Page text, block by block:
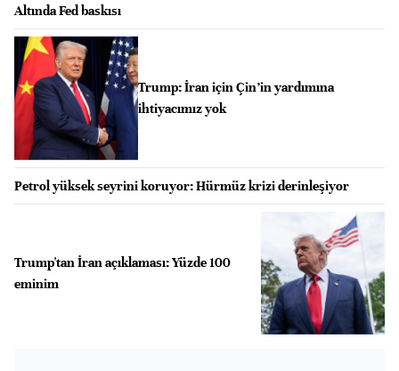
Altında Fed baskısı
Trump: İran için Çin’in yardımına
ihtiyacımız yok
Petrol yüksek seyrini koruyor: Hürmüz krizi derinleşiyor
Trump'tan İran açıklaması: Yüzde 100
eminim